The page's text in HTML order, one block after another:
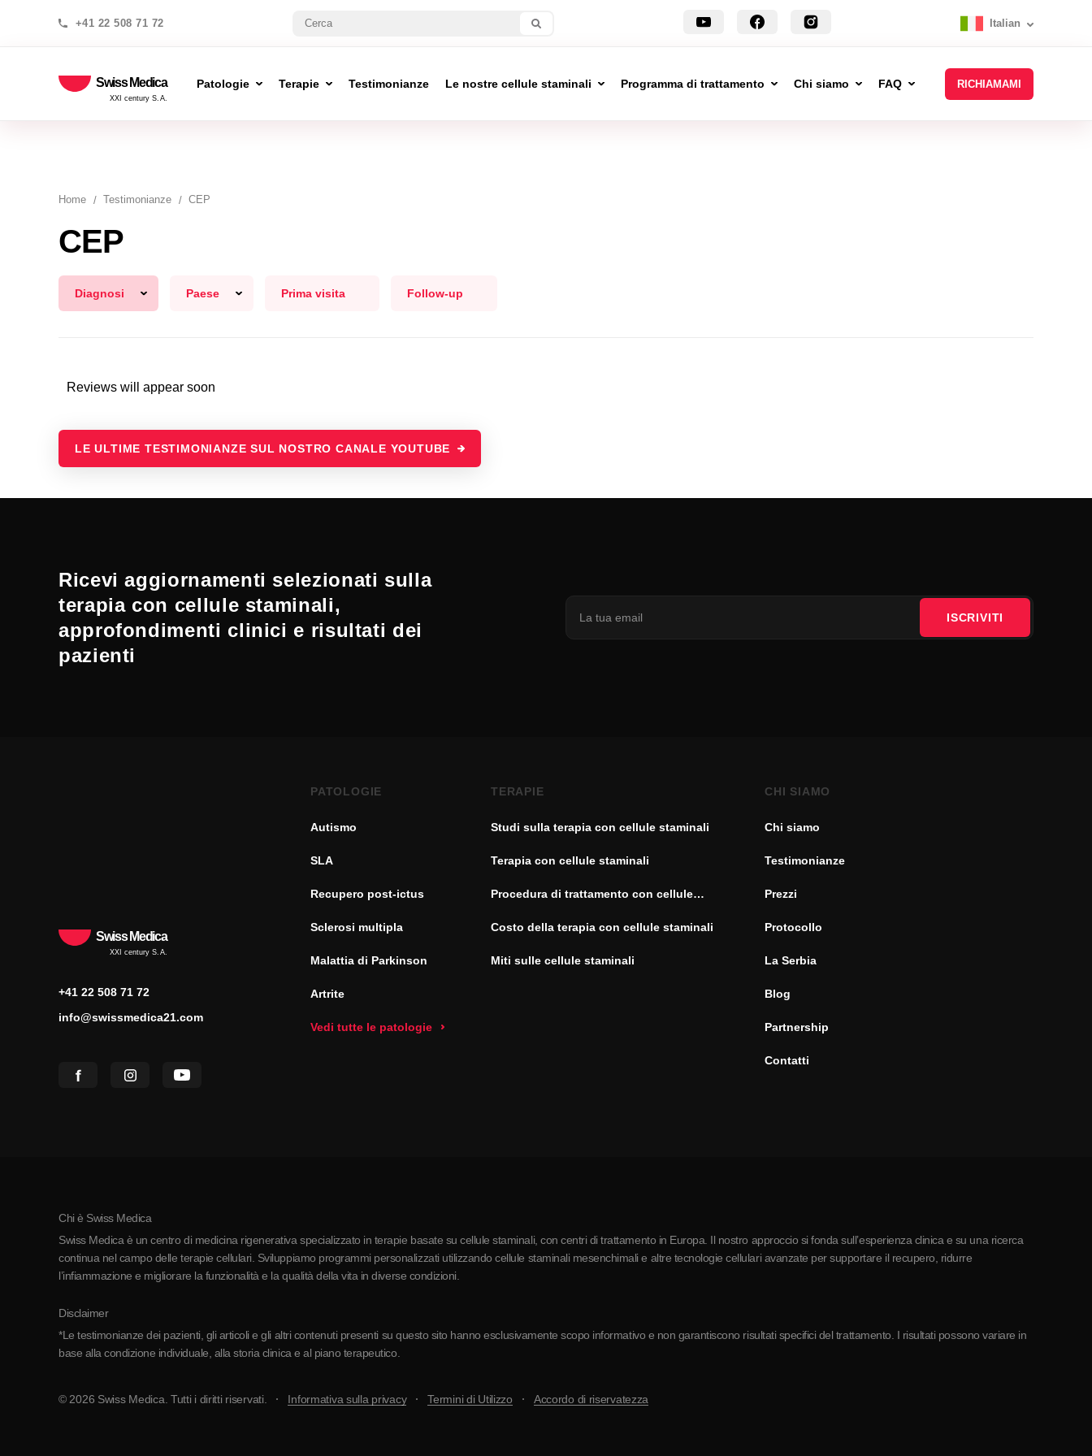
+41 22 508 71 72 Italian
Swiss Medica
XXI century S.A.
Patologie Terapie Testimonianze Le nostre cellule staminali Programma di trattamento Chi siamo FAQ RICHIAMAMI
Home Testimonianze CEP
CEP
Diagnosi Paese Prima visita Follow-up
Reviews will appear soon
LE ULTIME TESTIMONIANZE SUL NOSTRO CANALE YOUTUBE
Ricevi aggiornamenti selezionati sulla
terapia con cellule staminali,
approfondimenti clinici e risultati dei
pazienti
ISCRIVITI
Swiss Medica
XXI century S.A.
+41 22 508 71 72
info@swissmedica21.com
PATOLOGIE
Autismo
SLA
Recupero post-ictus
Sclerosi multipla
Malattia di Parkinson
Artrite
Vedi tutte le patologie
TERAPIE
Studi sulla terapia con cellule staminali
Terapia con cellule staminali
Procedura di trattamento con cellule
Costo della terapia con cellule staminali
Miti sulle cellule staminali
CHI SIAMO
Chi siamo
Testimonianze
Prezzi
Protocollo
La Serbia
Blog
Partnership
Contatti
Chi è Swiss Medica
Swiss Medica è un centro di medicina rigenerativa specializzato in terapie basate su cellule staminali, con centri di trattamento in Europa. Il nostro approccio si fonda sull’esperienza clinica e su una ricerca
continua nel campo delle terapie cellulari. Sviluppiamo programmi personalizzati utilizzando cellule staminali mesenchimali e altre tecnologie cellulari avanzate per supportare il recupero, ridurre
l’infiammazione e migliorare la funzionalità e la qualità della vita in diverse condizioni.
Disclaimer
*Le testimonianze dei pazienti, gli articoli e gli altri contenuti presenti su questo sito hanno esclusivamente scopo informativo e non garantiscono risultati specifici del trattamento. I risultati possono variare in
base alla condizione individuale, alla storia clinica e al piano terapeutico.
© 2026 Swiss Medica. Tutti i diritti riservati. Informativa sulla privacy Termini di Utilizzo Accordo di riservatezza